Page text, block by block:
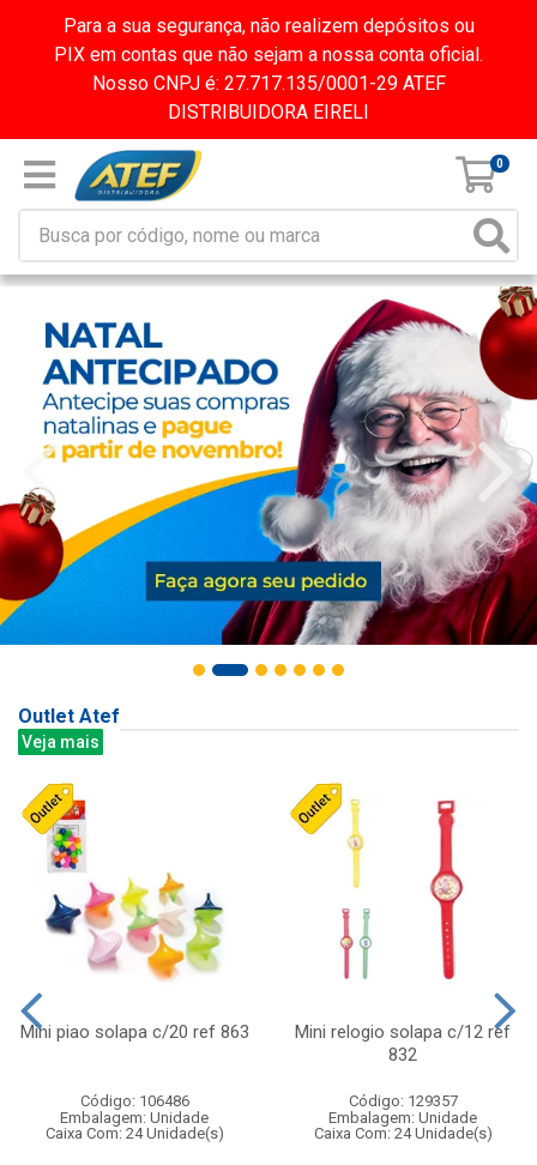
Para a sua segurança, não realizem depósitos ou
PIX em contas que não sejam a nossa conta oficial.
Nosso CNPJ é: 27.717.135/0001-29 ATEF
DISTRIBUIDORA EIRELI
0
Outlet Atef
Veja mais
Mini piao solapa c/20 ref 863
Código: 106486
Embalagem: Unidade
Caixa Com: 24 Unidade(s)
Mini relogio solapa c/12 ref
832
Código: 129357
Embalagem: Unidade
Caixa Com: 24 Unidade(s)